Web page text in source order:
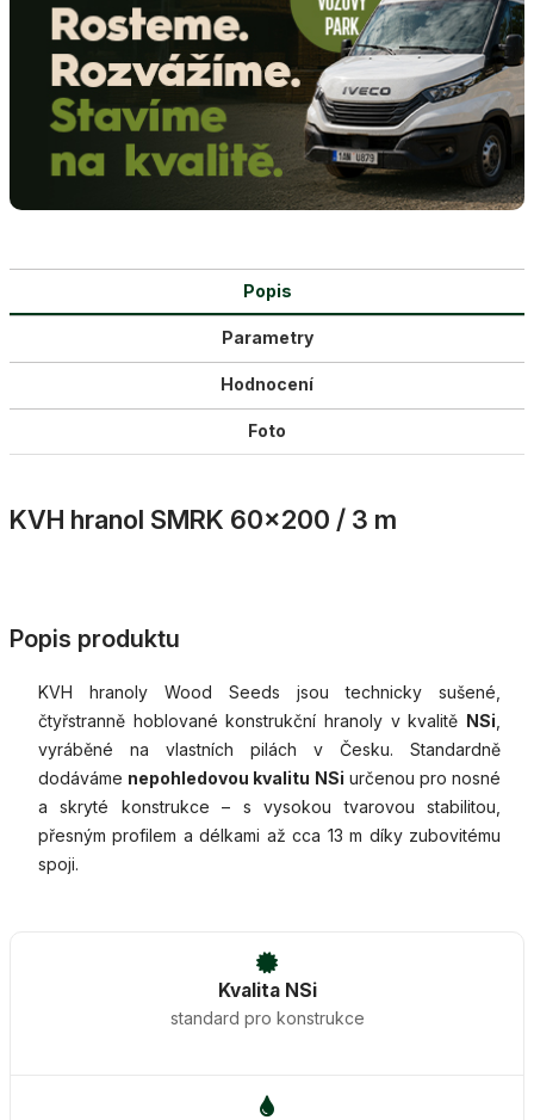
Popis
Parametry
Hodnocení
Foto
KVH hranol SMRK 60×200 / 3 m
Popis produktu
KVH hranoly Wood Seeds jsou technicky sušené,
čtyřstranně hoblované konstrukční hranoly v kvalitě NSi
vyráběné na vlastních pilách v Česku. Standardně
dodáváme nepohledovou kvalitu NSi určenou pro nosné
a skryté konstrukce – s vysokou tvarovou stabilitou,
přesným profilem a délkami až cca 13 m díky zubovitému
spoji.
Kvalita NSi
standard pro konstrukce